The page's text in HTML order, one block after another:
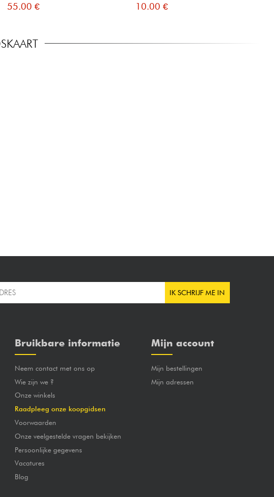
55.00 € 10.00 €
IK SCHRIJF ME IN
Bruikbare informatie
Neem contact met ons op
Wie zijn we ?
Onze winkels
Raadpleeg onze koopgidsen
Voorwaarden
Onze veelgestelde vragen bekijken
Persoonlijke gegevens
Vacatures
Blog
Mijn account
Mijn bestellingen
Mijn adressen